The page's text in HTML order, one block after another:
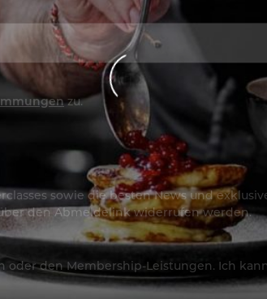
zu.
sowie die besten News und
den Abmeldelink widerrufen werden.
oder den Membership-Leistungen. Ich